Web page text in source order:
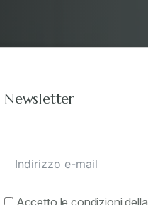
+
Newsletter
Accetto le condizioni della